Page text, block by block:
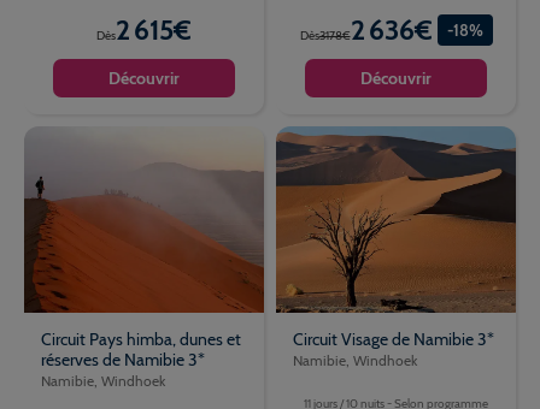
Dès2 615€
Découvrir
Dès3178€2 636€ -18%
Découvrir
Circuit Pays himba, dunes et
réserves de Namibie 3*
Namibie, Windhoek
Circuit Visage de Namibie 3*
Namibie, Windhoek
11 jours / 10 nuits - Selon programme